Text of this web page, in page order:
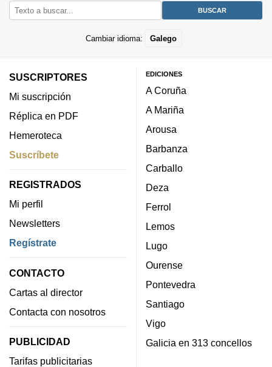
Cambiar idioma: Galego
SUSCRIPTORES
Mi suscripción
Réplica en PDF
Hemeroteca
Suscríbete
REGISTRADOS
Mi perfil
Newsletters
Regístrate
CONTACTO
Cartas al director
Contacta con nosotros
PUBLICIDAD
Tarifas publicitarias
EDICIONES
A Coruña
A Mariña
Arousa
Barbanza
Carballo
Deza
Ferrol
Lemos
Lugo
Ourense
Pontevedra
Santiago
Vigo
Galicia en 313 concellos